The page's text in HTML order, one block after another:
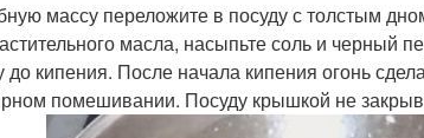
массу переложите в посуду с толстым
масла, насыпьте соль и
до кипения. После начала кипения огонь
помешивании. Посуду крышкой не